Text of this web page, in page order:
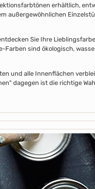
erhältlich,
außergewöhnlichen
Sie Ihre
sind ökologisch,
und alle Innenflächen
dagegen ist die richtige